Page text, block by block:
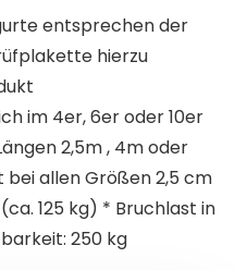
entsprechen der
hierzu
im 4er, 6er oder 10er
2,5m , 4m oder
allen Größen 2,5 cm
125 kg) * Bruchlast in
250 kg